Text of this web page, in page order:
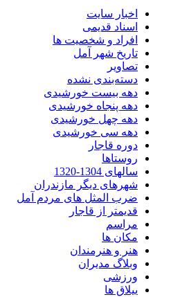
اخبار سایت
اسناد قدیمی
افراد و شخصیت ها
تاریخ شهر آمل
تصاویر
دسته‌بندی نشده
دهه بیست خورشیدی
دهه پنجاه خورشیدی
دهه چهل خورشیدی
دهه سی خورشیدی
دوره قاجار
روستاها
سالهای 1304-1320
شهرهای دیگر مازندران
ضرب المثل های مردم آمل
قدیمتر از قاجار
مراسم
مکان ها
هنر و هنرمندان
وبلاگ مدیران
ورزشی
ییلاق ها